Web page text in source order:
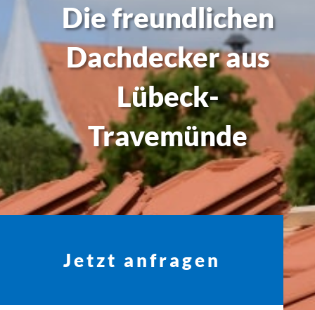
Die freundlichen
Dachdecker aus
Lübeck-
Travemünde
Jetzt anfragen